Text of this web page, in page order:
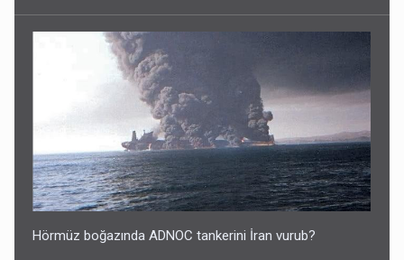
Hörmüz boğazında ADNOC tankerini İran vurub?